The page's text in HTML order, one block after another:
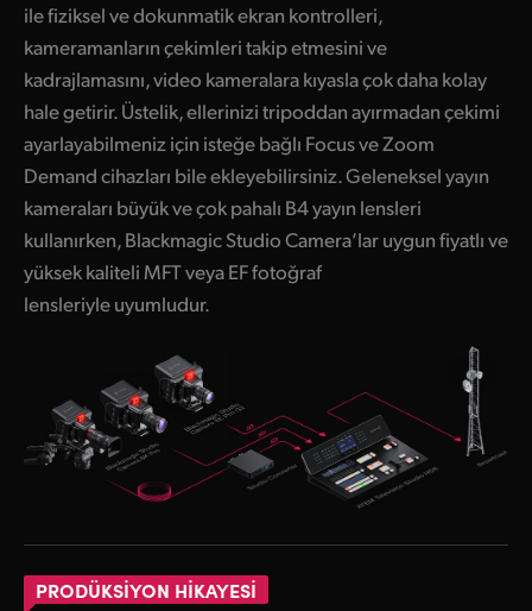
United Kingdom
United States
ile fiziksel ve dokunmatik ekran kontrolleri,
kameramanların çekimleri takip etmesini ve
kadrajlamasını, video kameralara kıyasla çok daha kolay
hale getirir. Üstelik, ellerinizi tripoddan ayırmadan çekimi
ayarlayabilmeniz için isteğe bağlı Focus ve Zoom
Demand cihazları bile ekleyebilirsiniz. Geleneksel yayın
kameraları büyük ve çok pahalı B4 yayın lensleri
kullanırken, Blackmagic Studio Camera’lar uygun fiyatlı ve
yüksek kaliteli MFT veya EF fotoğraf
lensleriyle uyumludur.
PRODÜKSİYON HİKAYESİ